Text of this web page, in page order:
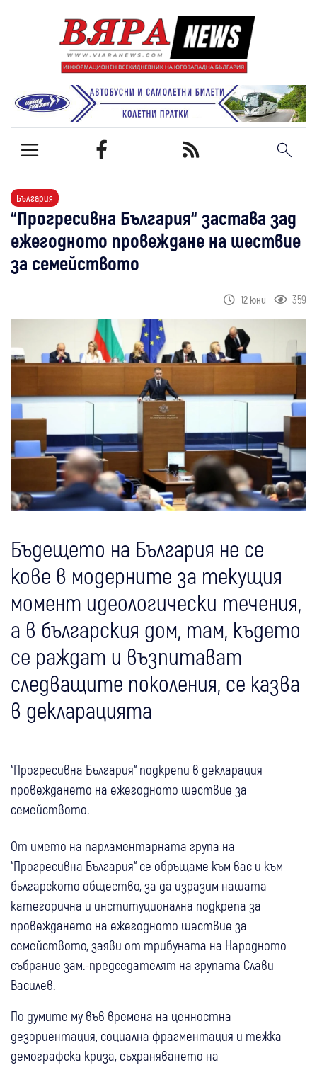
България
“Прогресивна България“ застава зад
ежегодното провеждане на шествие
за семейството
12 юни 359
Бъдещето на България не се
кове в модерните за текущия
момент идеологически течения,
а в българския дом, там, където
се раждат и възпитават
следващите поколения, се казва
в декларацията
“Прогресивна България“ подкрепи в декларация
провеждането на ежегодното шествие за
семейството.
От името на парламентарната група на
“Прогресивна България“ се обръщаме към вас и към
българското общество, за да изразим нашата
категорична и институционална подкрепа за
провеждането на ежегодното шествие за
семейството, заяви от трибуната на Народното
събрание зам.-председателят на групата Слави
Василев.
По думите му във времена на ценностна
дезориентация, социална фрагментация и тежка
демографска криза, съхраняването на